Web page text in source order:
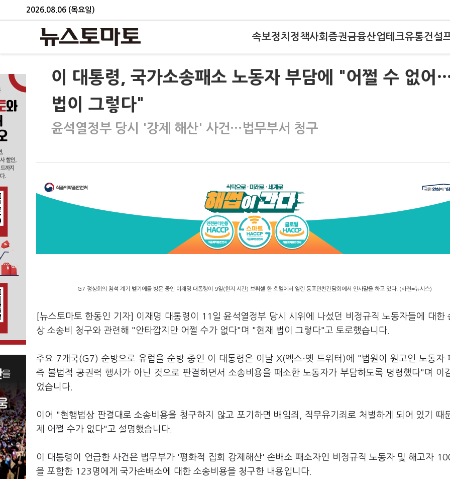
2026.08.06 (목요일)
속보정치 정책사회 증권금융산업테크유통건설
이 대통령, 국가소송패소 노동자 부담에 "어쩔 수 없어
법이 그렇다"
윤석열정부 당시 '강제 해산' 사건…법무부서 청구
G7 정상회의 참석 계기 벨기에를 방문 중인 이재명 대통령이 9일(현지 시간) 브뤼셀 한 호텔에서 열린 동포만찬간담회에서 인사말을 하고 있다. (사진=뉴시스)
[뉴스토마토 한동인 기자] 이재명 대통령이 11일 윤석열정부 당시 시위에 나섰던 비정규직 노동자들에 대한
상 소송비 청구와 관련해 "안타깝지만 어쩔 수가 없다"며 "현재 법이 그렇다"고 토로했습니다.
주요 7개국(G7) 순방으로 유럽을 순방 중인 이 대통령은 이날 X(엑스·옛 트위터)에 "법원이 원고인 노동자
즉 불법적 공권력 행사가 아닌 것으로 판결하면서 소송비용을 패소한 노동자가 부담하도록 명령했다"며 이
었습니다.
이어 "현행법상 판결대로 소송비용을 청구하지 않고 포기하면 배임죄, 직무유기죄로 처벌하게 되어 있기 때
제 어쩔 수가 없다"고 설명했습니다.
이 대통령이 언급한 사건은 법무부가 '평화적 집회 강제해산' 손배소 패소자인 비정규직 노동자 및 해고자
을 포함한 123명에게 국가손배소에 대한 소송비용을 청구한 내용입니다.